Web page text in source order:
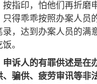
指印，怕他们再折磨
得乖乖按照办案人员
，达到办案人员的满
。
申诉人的有罪供述是在
骗供、疲劳审讯等非